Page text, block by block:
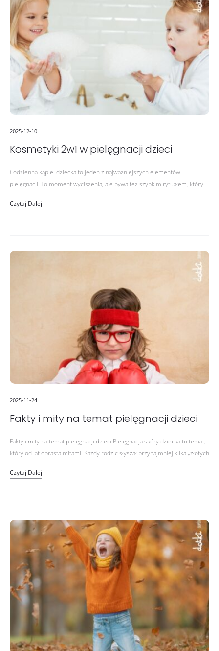
2025-12-10
Kosmetyki 2w1 w pielęgnacji dzieci
Codzienna kąpiel dziecka to jeden z najważniejszych elementów
pielęgnacji. To moment wyciszenia, ale bywa też szybkim rytuałem, który
skórę dziecka.…
Czytaj Dalej
2025-11-24
Fakty i mity na temat pielęgnacji dzieci
Fakty i mity na temat pielęgnacji dzieci Pielęgnacja skóry dziecka to temat,
który od lat obrasta mitami. Każdy rodzic słyszał przynajmniej kilka „złotych
Czytaj Dalej